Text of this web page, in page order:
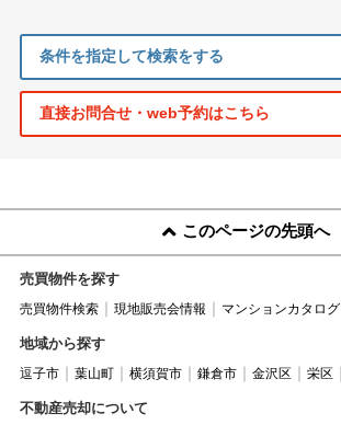
条件を指定して検索をする
直接お問合せ・web予約はこちら
このページの先頭へ
売買物件を探す
売買物件検索 現地販売会情報 マンションカタログ
地域から探す
逗子市 葉山町 横須賀市 鎌倉市 金沢区 栄区
不動産売却について